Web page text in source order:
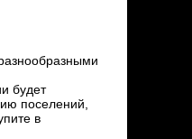
будет
поселений,
в